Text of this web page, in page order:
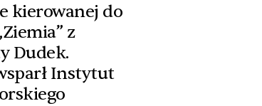
kierowanej do
z
Dudek.
Instytut